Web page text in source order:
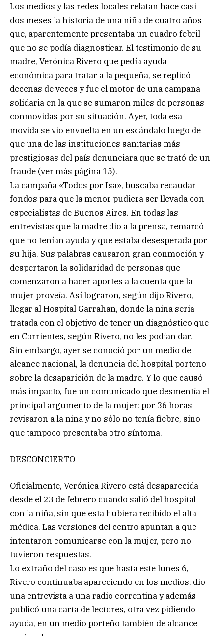
Los medios y las redes locales relatan hace casi
dos meses la historia de una niña de cuatro años
que, aparentemente presentaba un cuadro febril
que no se podía diagnosticar. El testimonio de su
madre, Verónica Rivero que pedía ayuda
económica para tratar a la pequeña, se replicó
decenas de veces y fue el motor de una campaña
solidaria en la que se sumaron miles de personas
conmovidas por su situación. Ayer, toda esa
movida se vio envuelta en un escándalo luego de
que una de las instituciones sanitarias más
prestigiosas del país denunciara que se trató de un
fraude (ver más página 15).
La campaña «Todos por Isa», buscaba recaudar
fondos para que la menor pudiera ser llevada con
especialistas de Buenos Aires. En todas las
entrevistas que la madre dio a la prensa, remarcó
que no tenían ayuda y que estaba desesperada por
su hija. Sus palabras causaron gran conmoción y
despertaron la solidaridad de personas que
comenzaron a hacer aportes a la cuenta que la
mujer proveía. Así lograron, según dijo Rivero,
llegar al Hospital Garrahan, donde la niña seria
tratada con el objetivo de tener un diagnóstico que
en Corrientes, según Rivero, no les podían dar.
Sin embargo, ayer se conoció por un medio de
alcance nacional, la denuncia del hospital porteño
sobre la desaparición de la madre. Y lo que causó
más impacto, fue un comunicado que desmentía el
principal argumento de la mujer: por 36 horas
revisaron a la niña y no sólo no tenía fiebre, sino
que tampoco presentaba otro síntoma.
DESCONCIERTO
Oficialmente, Verónica Rivero está desaparecida
desde el 23 de febrero cuando salió del hospital
con la niña, sin que esta hubiera recibido el alta
médica. Las versiones del centro apuntan a que
intentaron comunicarse con la mujer, pero no
tuvieron respuestas.
Lo extraño del caso es que hasta este lunes 6,
Rivero continuaba apareciendo en los medios: dio
una entrevista a una radio correntina y además
publicó una carta de lectores, otra vez pidiendo
ayuda, en un medio porteño también de alcance